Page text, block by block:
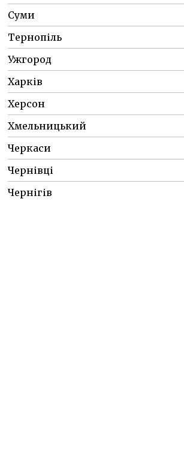
Суми
Тернопіль
Ужгород
Харків
Херсон
Хмельницький
Черкаси
Чернівці
Чернігів